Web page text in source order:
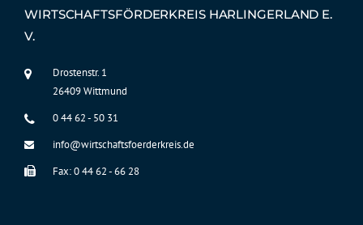
WIRTSCHAFTSFÖRDERKREIS HARLINGERLAND E.
V.
Drostenstr. 1
26409 Wittmund
0 44 62 - 50 31
info@wirtschaftsfoerderkreis.de
Fax: 0 44 62 - 66 28